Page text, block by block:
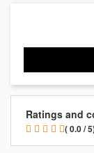
Ratings and
( 0.0 /